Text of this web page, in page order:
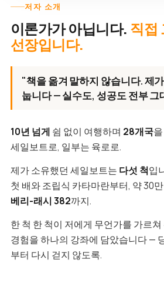
저자 소개
이론가가 아닙니다. 직접
선장입니다.
"책을 옮겨 말하지 않습니다. 제
눕니다 — 실수도, 성공도 전부 그
10년 넘게 쉼 없이 여행하며 28개국
세일보트로, 일부는 육로로.
제가 소유했던 세일보트는 다섯 척입
첫 배와 조립식 카타마란부터, 약 30
베리-래시 382까지.
한 척 한 척이 저에게 무언가를 가르
경험을 하나의 강좌에 담았습니다 —
부터 다시 걷지 않도록.